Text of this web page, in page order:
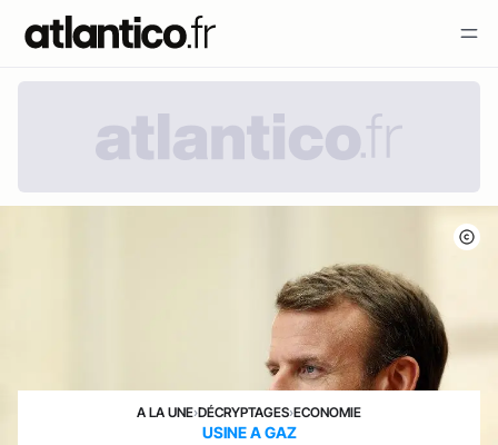
A LA UNE›DÉCRYPTAGES›ECONOMIE
USINE A GAZ